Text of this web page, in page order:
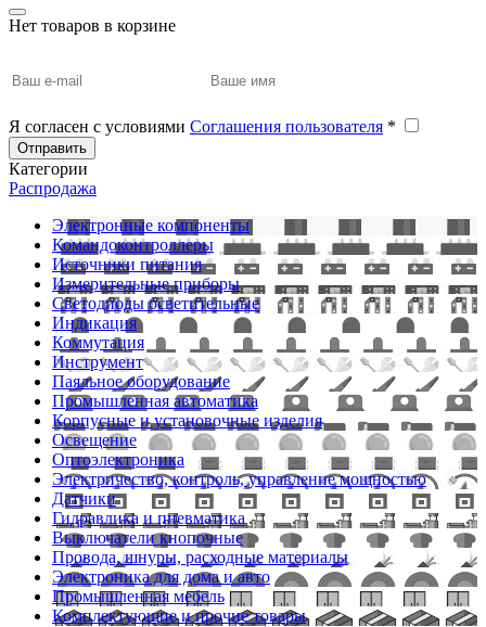
Нет товаров в корзине
Я согласен с условиями Соглашения пользователя *
Отправить
Категории
Распродажа
Электронные компоненты
Командоконтроллеры
Источники питания
Измерительные приборы
Светодиоды осветительные
Индикация
Коммутация
Инструмент
Паяльное оборудование
Промышленная автоматика
Корпусные и установочные изделия
Освещение
Оптоэлектроника
Электричество, контроль, управление мощностью
Датчики
Гидравлика и пневматика
Выключатели кнопочные
Провода, шнуры, расходные материалы
Электроника для дома и авто
Промышленная мебель
Комплектующие и прочие товары